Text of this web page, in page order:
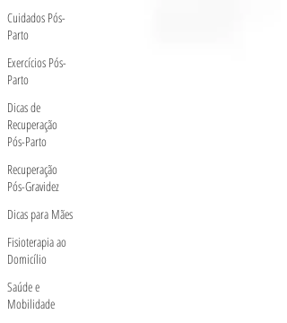
Cuidados Pós-
Parto
Exercícios Pós-
Parto
Dicas de
Recuperação
Pós-Parto
Recuperação
Pós-Gravidez
Dicas para Mães
Fisioterapia ao
Domicílio
Saúde e
Mobilidade